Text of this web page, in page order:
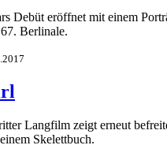
Debüt eröffnet mit einem
Berlinale.
Langfilm zeigt erneut
Skelettbuch.